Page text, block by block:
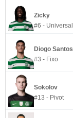
Zicky
#6 - Universal
Diogo Santos
#3 - Fixo
Sokolov
#13 - Pivot